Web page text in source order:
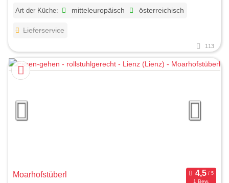
Art der Küche: mitteleuropäisch österreichisch
Lieferservice
113
Moarhofstüberl
1 Bew.